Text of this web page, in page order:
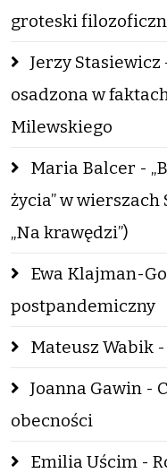
groteski
Jerzy Stasiewicz
osadzona w
Milewskiego
Maria Balcer -
życia” w wierszach
„Na krawędzi”)
Ewa Klajman-
postpandemiczny
Mateusz Wabik
Joanna Gawin -
obecności
Emilia Uścim -